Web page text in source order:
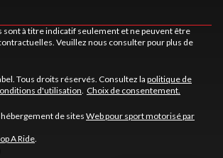
sont à titre indicatif seulement et ne peuvent être
Veuillez nous consulter pour plus de
Tous droits réservés. Consultez la politique de
d'utilisation. Choix de consentement.
de sitesWeb pour sport motorisé par
A Ride.